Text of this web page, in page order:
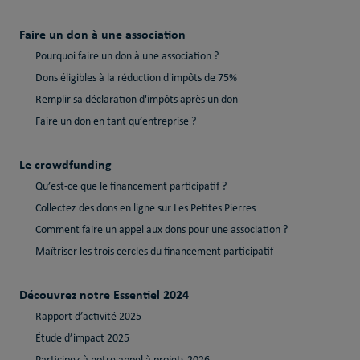
Faire un don à une association
Pourquoi faire un don à une association ?
Dons éligibles à la réduction d'impôts de 75%
Remplir sa déclaration d'impôts après un don
Faire un don en tant qu’entreprise ?
Le crowdfunding
Qu’est-ce que le financement participatif ?
Collectez des dons en ligne sur Les Petites Pierres
Comment faire un appel aux dons pour une association ?
Maîtriser les trois cercles du financement participatif
Découvrez notre Essentiel 2024
Rapport d’activité 2025
Étude d’impact 2025